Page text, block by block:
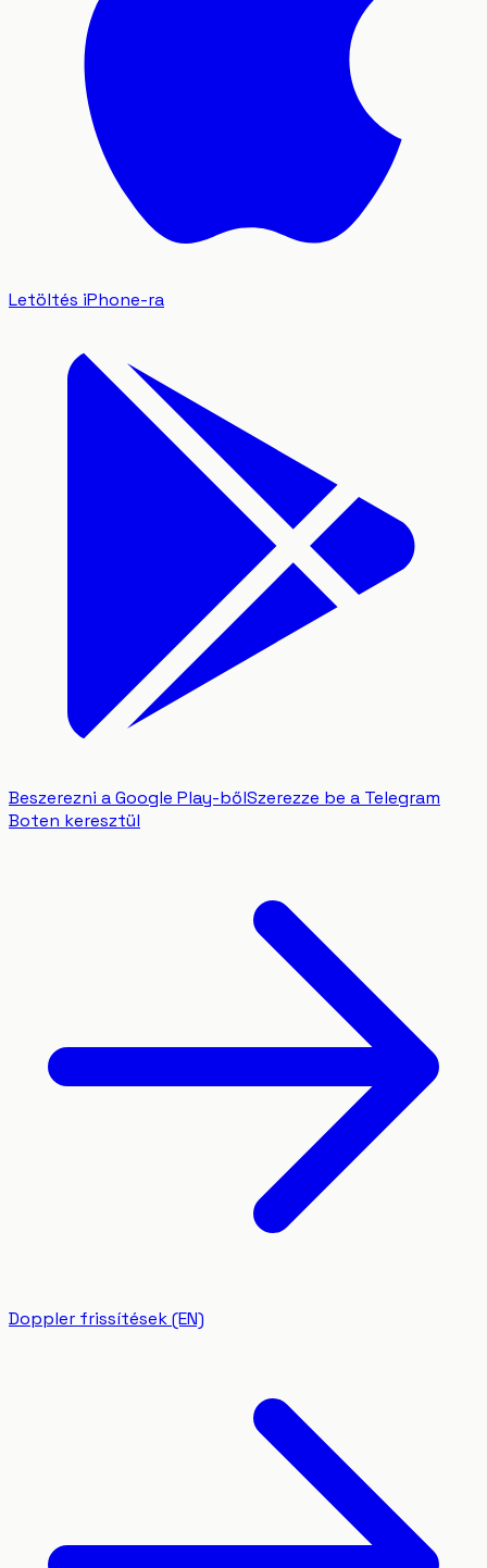
Letöltés iPhone-ra
Beszerezni a Google Play-bőlSzerezze be a Telegram
Boten keresztül
Doppler frissítések (EN)